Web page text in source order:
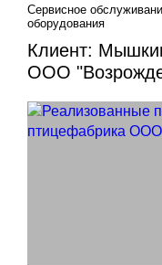
Клиент:
ООО
Сервисное
оборудования